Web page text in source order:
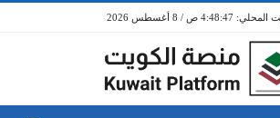
4:48:47 ص / 8 أغسطس 2026